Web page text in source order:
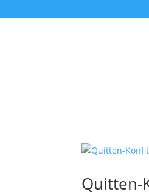
Quitten-